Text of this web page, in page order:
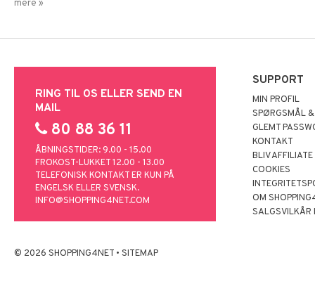
mere »
RING TIL OS ELLER SEND EN
MAIL
80 88 36 11
ÅBNINGSTIDER: 9.00 - 15.00
FROKOST-LUKKET 12.00 - 13.00
TELEFONISK KONTAKT ER KUN PÅ
ENGELSK ELLER SVENSK.
INFO@SHOPPING4NET.COM
SUPPORT
MIN PROFIL
SPØRGSMÅL &
GLEMT
KONTAKT
BLIV AFFILIATE
COOKIES
OM
SALGSVILKÅR
© 2026 SHOPPING4NET • SITEMAP